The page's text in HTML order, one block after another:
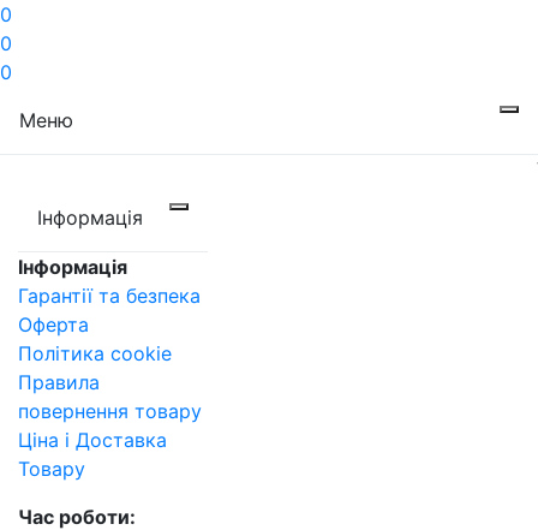
0
0
0
Меню
Інформація
Інформація
Гарантії та безпека
Оферта
Політика cookie
Правила
повернення товару
Ціна і Доставка
Товару
Час роботи: